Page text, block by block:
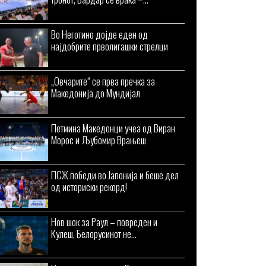
Во Неготино дојде еден од
најдобрите прволигашки стрелци
„Овчарите“ се прва пречка за
Македонија до Мундијал
Петмина Македонци учеа од Виран
Морос и Љубомир Врањеш
ПСЖ победи во Јапонија и беше дел
од историски рекорд!
Нов шок за Раул – повреден и
Кулеш, Белорусинот не...